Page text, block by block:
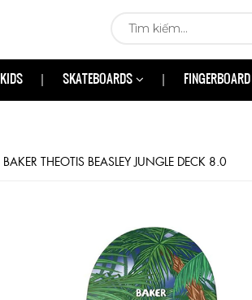
KIDS SKATEBOARDS FINGERBOARD
BAKER THEOTIS BEASLEY JUNGLE DECK 8.0